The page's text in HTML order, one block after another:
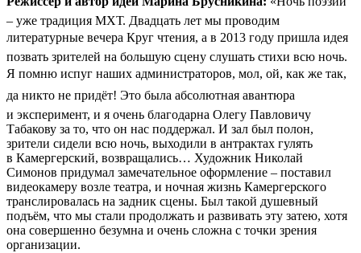
– уже традиция МХТ. Двадцать лет мы проводим
литературные вечера Круг чтения, а в 2013 году пришла идея
позвать зрителей на большую сцену слушать стихи всю ночь.
Я помню испуг наших администраторов, мол, ой, как же так,
да никто не придёт! Это была абсолютная авантюра
и эксперимент, и я очень благодарна Олегу Павловичу
Табакову за то, что он нас поддержал. И зал был полон,
зрители сидели всю ночь, выходили в антрактах гулять
в Камергерский, возвращались… Художник Николай
Симонов придумал замечательное оформление – поставил
видеокамеру возле театра, и ночная жизнь Камергерского
транслировалась на задник сцены. Был такой душевный
подъём, что мы стали продолжать и развивать эту затею, хотя
она совершенно безумна и очень сложна с точки зрения
организации.